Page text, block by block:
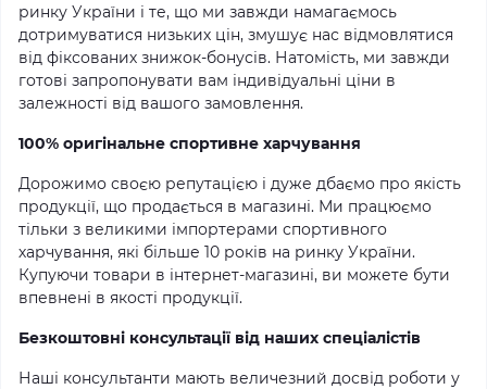
ринку України і те, що ми завжди намагаємось
дотримуватися низьких цін, змушує нас відмовлятися
від фіксованих знижок-бонусів. Натомість, ми завжди
готові запропонувати вам індивідуальні ціни в
залежності від вашого замовлення.
100% оригінальне спортивне харчування
Дорожимо своєю репутацією і дуже дбаємо про якість
продукції, що продається в магазині. Ми працюємо
тільки з великими імпортерами спортивного
харчування, які більше 10 років на ринку України.
Купуючи товари в інтернет-магазині, ви можете бути
впевнені в якості продукції.
Безкоштовні консультації від наших спеціалістів
Наші консультанти мають величезний досвід роботи у